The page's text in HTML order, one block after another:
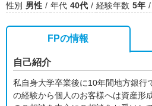
性別 男性 年代 40代 経験年数 5年
FPの情報
自己紹介
私自身大学卒業後に10年間地方銀行
の経験から個人のお客様へは資産形